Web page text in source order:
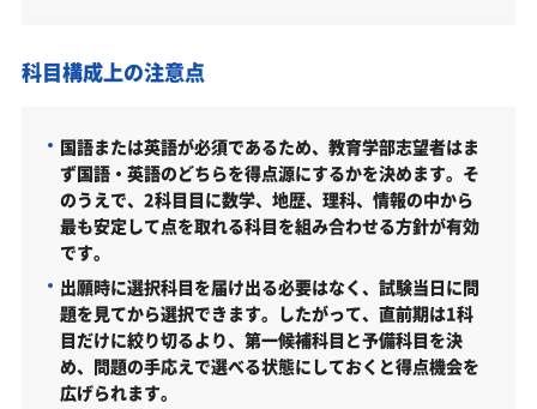
学科・専攻（コース）の概要
取得できる資格・主な卒業後の進路
関西国際大学教育学部の所在地
「関西国際大学教育学部に受かる気がしない」とや
る気をなくしている受験生へ
受験勉強を始めるのが遅くても関西国際大学教育学
部に合格できる？
科目構成上の注意点
国語または英語が必須であるため、教育学部志望者はま
ず国語・英語のどちらを得点源にするかを決めます。そ
のうえで、2科目目に数学、地歴、理科、情報の中から
最も安定して点を取れる科目を組み合わせる方針が有効
です。
出願時に選択科目を届け出る必要はなく、試験当日に問
題を見てから選択できます。したがって、直前期は1科
目だけに絞り切るより、第一候補科目と予備科目を決
め、問題の手応えで選べる状態にしておくと得点機会を
広げられます。